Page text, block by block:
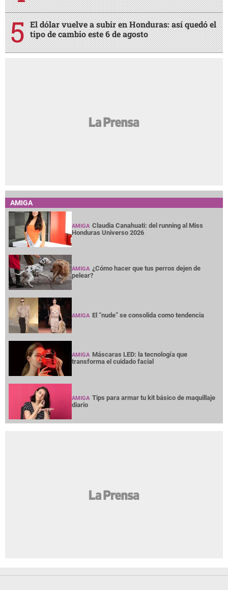
El dólar vuelve a subir en Honduras: así quedó el
tipo de cambio este 6 de agosto
AMIGA
AMIGA Claudia Canahuati: del running al Miss
Honduras Universo 2026
AMIGA ¿Cómo hacer que tus perros dejen de
pelear?
AMIGA El “nude” se consolida como tendencia
AMIGA Máscaras LED: la tecnología que
transforma el cuidado facial
AMIGA Tips para armar tu kit básico de maquillaje
diario